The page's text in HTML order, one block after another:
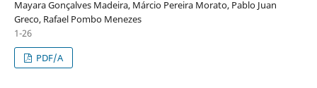
Mayara Gonçalves Madeira, Márcio Pereira Morato, Pablo Juan
Greco, Rafael Pombo Menezes
1-26
PDF/A